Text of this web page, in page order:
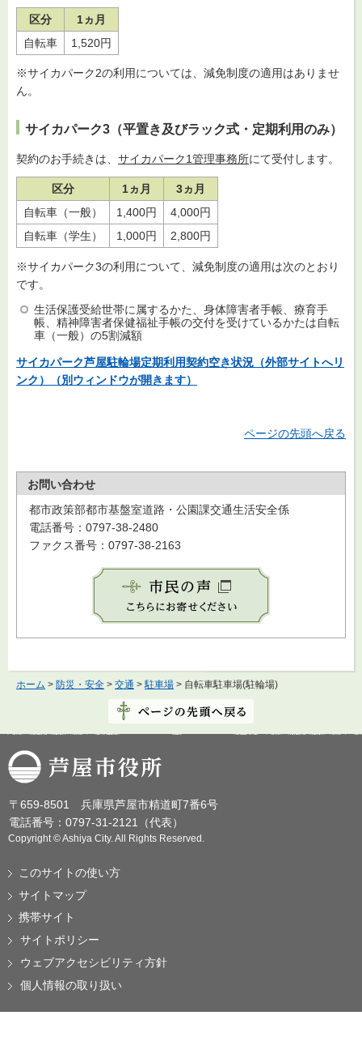
区分
1ヵ月
自転車
1,520円
※サイカパーク2の利用については、減免制度の適用はありませ
ん。
サイカパーク3（平置き及びラック式・定期利用のみ）
契約のお手続きは、 サイカパーク1管理事務所にて受付します。
区分 1ヵ月
3ヵ月
自転車（一般）
1,400円
4,000円
自転車（学生）
1,000円 2,800円
※サイカパーク3の利用について、減免制度の適用は次のとおり
です。
生活保護受給世帯に属するかた、身体障害者手帳、療育手
帳、精神障害者保健福祉手帳の交付を受けているかたは自転
車（一般）の5割減額
サイカパーク芦屋駐輪場定期利用契約空き状況（外部サイトへリ
ンク）（別ウィンドウが開きます）
ページの先頭へ戻る
お問い合わせ
都市政策部都市基盤室道路・公園課交通生活安全係
電話番号：0797-38-2480
ファクス番号：0797-38-2163
ホーム > 防災・安全 > 交通 > 駐車場 > 自転車駐車場(駐輪場)
芦屋市役所
〒659-8501 兵庫県芦屋市精道町7番6号
電話番号：0797-31-2121（代表）
Copyright © Ashiya City. All Rights Reserved.
このサイトの使い方
サイトマップ
携帯サイト
サイトポリシー
ウェブアクセシビリティ方針
個人情報の取り扱い